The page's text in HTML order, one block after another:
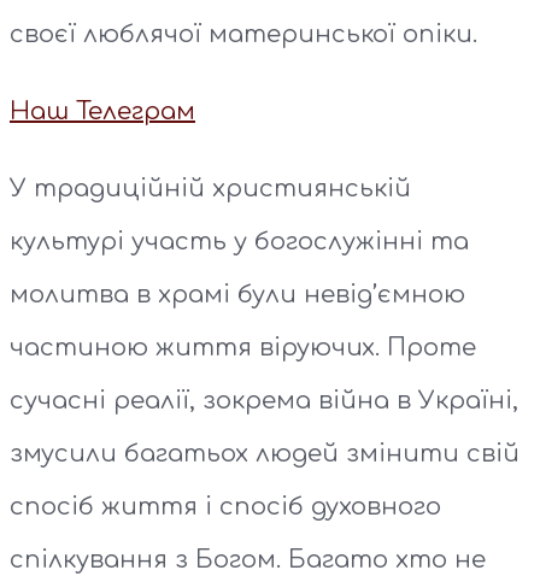
своєї люблячої материнської опіки.
Наш Телеграм
У традиційній християнській
культурі участь у богослужінні та
молитва в храмі були невід’ємною
частиною життя віруючих. Проте
сучасні реалії, зокрема війна в Україні,
змусили багатьох людей змінити свій
спосіб життя і спосіб духовного
спілкування з Богом. Багато хто не